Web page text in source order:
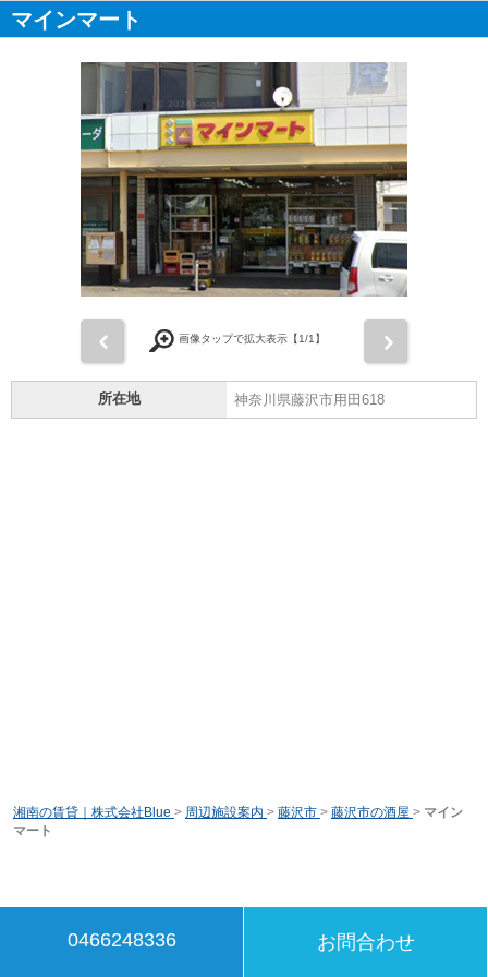
マインマート
画像タップで拡大表示【1/1】
所在地 神奈川県藤沢市用田618
湘南の賃貸｜株式会社Blue > 周辺施設案内 > 藤沢市 > 藤沢市の酒屋 > マイン
マート
0466248336 お問合わせ